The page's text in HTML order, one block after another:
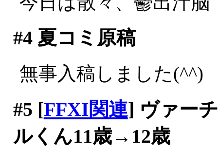
#4夏コミ原稿
無事入稿しました(^^)
#5 [FFXI関連] ヴァー
ルくん11歳→12歳